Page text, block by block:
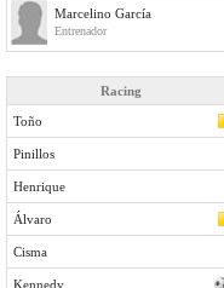
Marcelino García
Entrenador
Racing
Toño
Pinillos
Henrique
Álvaro
Cisma
Kennedy